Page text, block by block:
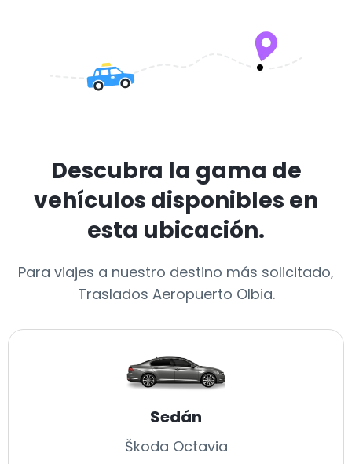
Descubra la gama de
vehículos disponibles en
esta ubicación.
Para viajes a nuestro destino más solicitado,
Traslados Aeropuerto Olbia.
Sedán
Škoda Octavia